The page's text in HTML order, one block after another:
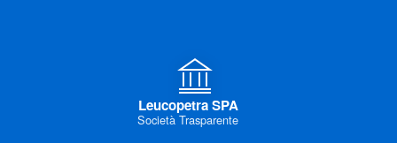
Leucopetra SPA
Società Trasparente